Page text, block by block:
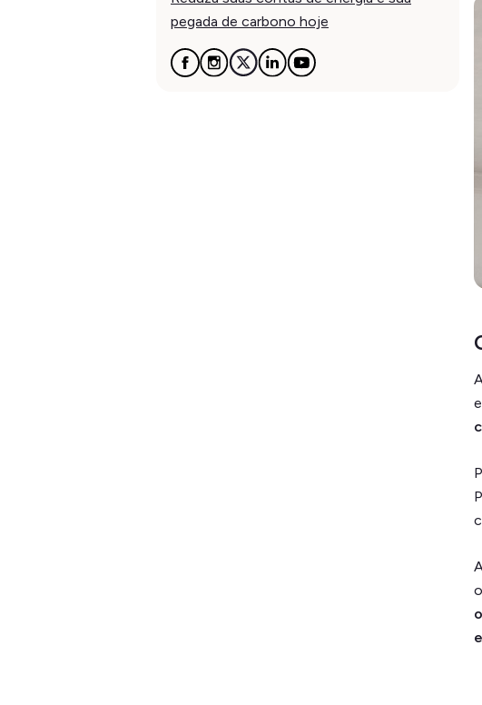
pegada de carbono hoje